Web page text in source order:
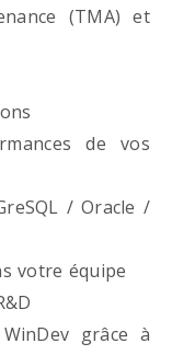
(TMA) et
de vos
/ Oracle /
votre équipe
grâce à